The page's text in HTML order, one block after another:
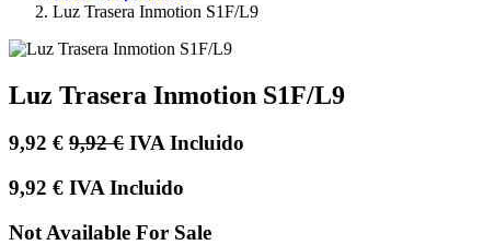
Luz Trasera Inmotion S1F/L9
Luz Trasera Inmotion S1F/L9
9,92 € 9,92€ IVA Incluido
9,92 € IVA Incluido
Not Available For Sale